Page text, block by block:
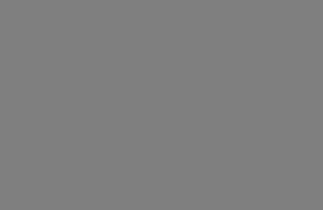
av transformatorstation, Umeå 4:3)